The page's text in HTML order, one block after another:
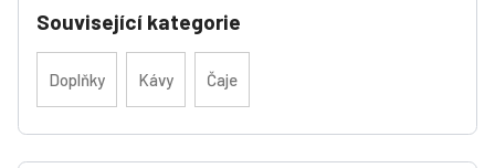
Související kategorie
Doplňky Kávy Čaje